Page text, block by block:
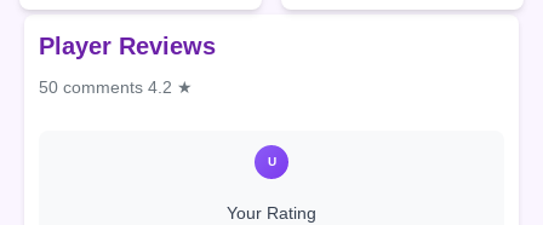
Player Reviews
50 comments 4.2 ★
U
Your Rating